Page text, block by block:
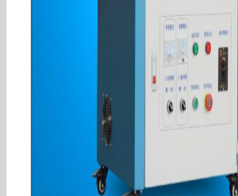
小型电子元件UV胶光固机批发高效